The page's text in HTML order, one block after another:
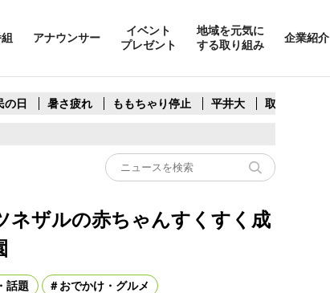
アナウンサー
イベント
プレゼント
地域を元気に
する取り組み
企業紹介
の日 暑さ疲れ ももちゃり停止 平井大 取水制限
ネザルの赤ちゃんすくすく成
話題 おでかけ・グルメ